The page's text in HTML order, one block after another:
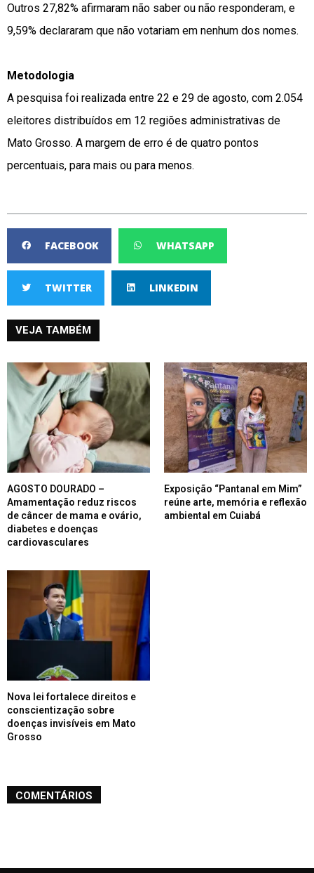
Outros 27,82% afirmaram não saber ou não responderam, e
9,59% declararam que não votariam em nenhum dos nomes.
Metodologia
A pesquisa foi realizada entre 22 e 29 de agosto, com 2.054
eleitores distribuídos em 12 regiões administrativas de
Mato Grosso. A margem de erro é de quatro pontos
percentuais, para mais ou para menos.
FACEBOOK WHATSAPP
TWITTER LINKEDIN
VEJA TAMBÉM
AGOSTO DOURADO –
Amamentação reduz riscos
de câncer de mama e ovário,
diabetes e doenças
cardiovasculares
Exposição “Pantanal em Mim”
reúne arte, memória e reflexão
ambiental em Cuiabá
Nova lei fortalece direitos e
conscientização sobre
doenças invisíveis em Mato
Grosso
COMENTÁRIOS